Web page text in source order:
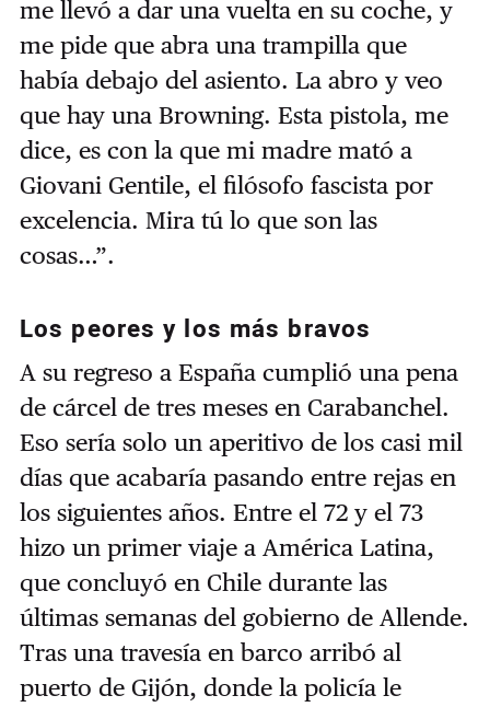
me llevó a dar una vuelta en su coche, y
me pide que abra una trampilla que
había debajo del asiento. La abro y veo
que hay una Browning. Esta pistola, me
dice, es con la que mi madre mató a
Giovani Gentile, el filósofo fascista por
excelencia. Mira tú lo que son las
cosas…”.
Los peores y los más bravos
A su regreso a España cumplió una pena
de cárcel de tres meses en Carabanchel.
Eso sería solo un aperitivo de los casi mil
días que acabaría pasando entre rejas en
los siguientes años. Entre el 72 y el 73
hizo un primer viaje a América Latina,
que concluyó en Chile durante las
últimas semanas del gobierno de Allende.
Tras una travesía en barco arribó al
puerto de Gijón, donde la policía le